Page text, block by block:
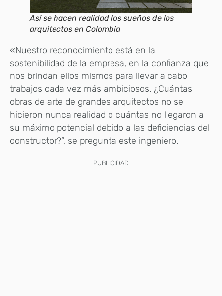
Así se hacen realidad los sueños de los
arquitectos en Colombia
«Nuestro reconocimiento está en la
sostenibilidad de la empresa, en la confianza que
nos brindan ellos mismos para llevar a cabo
trabajos cada vez más ambiciosos. ¿Cuántas
obras de arte de grandes arquitectos no se
hicieron nunca realidad o cuántas no llegaron a
su máximo potencial debido a las deficiencias del
constructor?”, se pregunta este ingeniero.
PUBLICIDAD